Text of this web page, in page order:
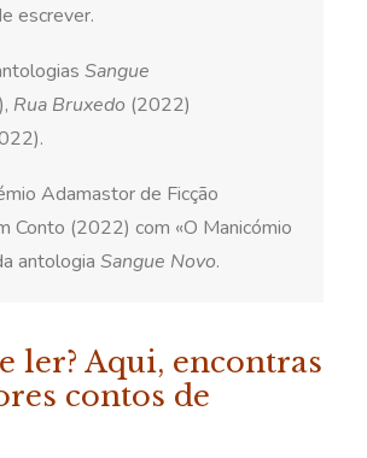
escrever.
Sangue
Rua Bruxedo (2022)
Adamastor de Ficção
Conto (2022) com «O Manicómio
antologia Sangue Novo.
ler? Aqui, encontras
contos de